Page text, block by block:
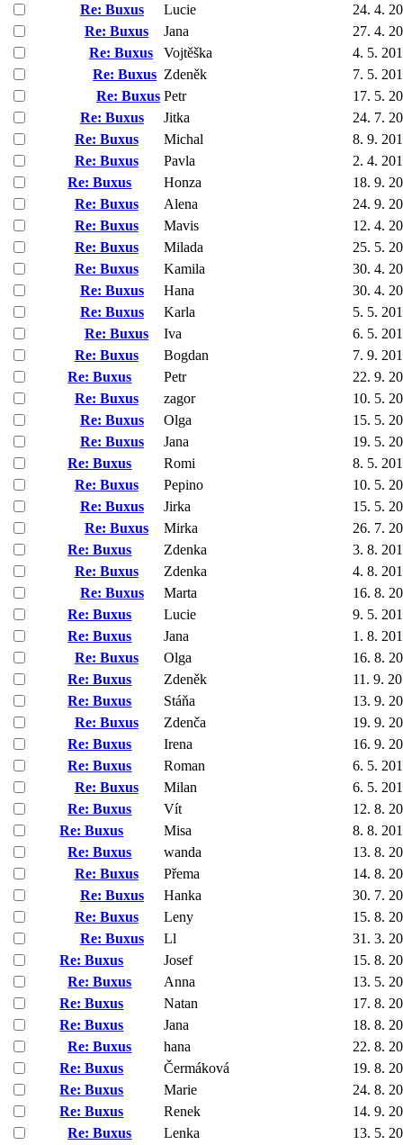
Re: Buxus
Lucie
24. 4.
Re: Buxus
Jana
27. 4.
Re: Buxus
Vojtěška
4. 5.
Re: Buxus Zdeněk
7. 5.
Re: Buxus Petr
17. 5.
Re: Buxus
Jitka
24. 7.
Re: Buxus
Michal
8. 9.
Re: Buxus
Pavla
2. 4.
Re: Buxus
Honza
18. 9.
Re: Buxus
Alena
24. 9.
Re: Buxus
Mavis
12. 4.
Re: Buxus
Milada
25. 5.
Re: Buxus
Kamila
30. 4.
Re: Buxus
Hana
30. 4.
Re: Buxus
Karla
5. 5.
Re: Buxus
Iva
6. 5.
Re: Buxus
Bogdan
7. 9.
Re: Buxus
Petr
22. 9.
Re: Buxus
zagor
10. 5.
Re: Buxus
Olga
15. 5.
Re: Buxus
Jana
19. 5.
Re: Buxus
Romi
8. 5.
Re: Buxus
Pepino
10. 5.
Re: Buxus
Jirka
15. 5.
Re: Buxus
Mirka
26. 7.
Re: Buxus
Zdenka
3. 8.
Re: Buxus
Zdenka
4. 8.
Re: Buxus
Marta
16. 8.
Re: Buxus
Lucie
9. 5.
Re: Buxus
Jana
1. 8.
Re: Buxus
Olga
16. 8.
Re: Buxus
Zdeněk
11. 9.
Re: Buxus
Stáňa
13. 9.
Re: Buxus
Zdenča
19. 9.
Re: Buxus
Irena
16. 9.
Re: Buxus
Roman
6. 5.
Re: Buxus
Milan
6. 5.
Re: Buxus
Vít
12. 8.
Re: Buxus
Misa
8. 8.
Re: Buxus
wanda
13. 8.
Re: Buxus
Přema
14. 8.
Re: Buxus
Hanka
30. 7.
Re: Buxus
Leny
15. 8.
Re: Buxus
Ll
31. 3.
Re: Buxus
Josef
15. 8.
Re: Buxus
Anna
13. 5.
Re: Buxus
Natan
17. 8.
Re: Buxus
Jana
18. 8.
Re: Buxus
hana
22. 8.
Re: Buxus
Čermáková
19. 8.
Re: Buxus
Marie
24. 8.
Re: Buxus
Renek
14. 9.
Re: Buxus
Lenka
13. 5.